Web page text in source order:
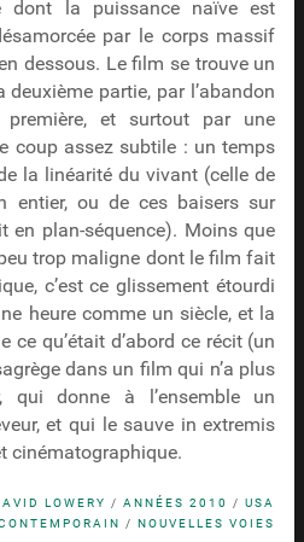
dont la puissance naïve est
par le corps massif
dessous. Le film se trouve un
partie, par l’abandon
première, et surtout par une
coup assez subtile : un temps
la linéarité du vivant (celle de
entier, ou de ces baisers sur
en plan-séquence). Moins que
trop maligne dont le film fait
c’est ce glissement étourdi
heure comme un siècle, et la
qu’était d’abord ce récit (un
dans un film qui n’a plus
donne à l’ensemble un
et qui le sauve in extremis
cinématographique.
LOWERY /ANNÉES 2010 /USA
/NOUVELLES VOIES